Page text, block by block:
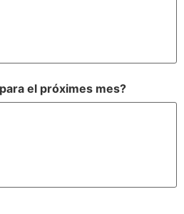
el próximes mes?